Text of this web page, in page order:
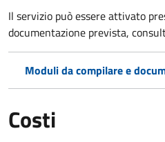
Il servizio può essere attivato
documentazione prevista,
Moduli da compilare e
Costi